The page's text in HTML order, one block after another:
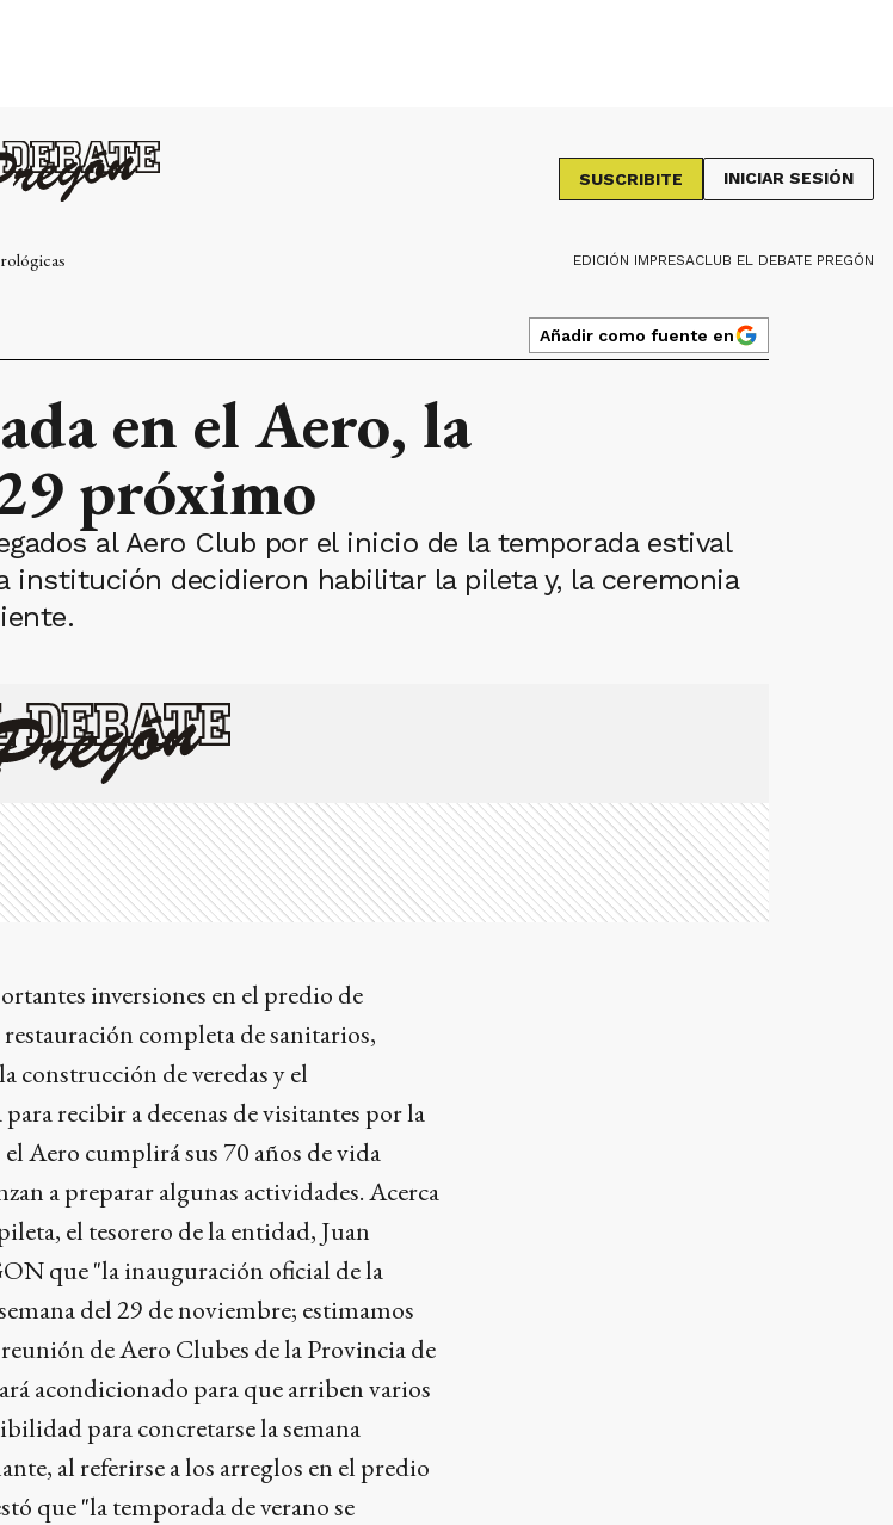
SUSCRIBITE INICIAR SESIÓN
EDICIÓN IMPRESACLUB EL DEBATE PREGÓN
Añadir como fuente en
en el Aero, la
próximo
al Aero Club por el inicio de la temporada estival
institución decidieron habilitar la pileta y, la ceremonia
inversiones en el predio de
completa de sanitarios,
construcción de veredas y el
recibir a decenas de visitantes por la
Aero cumplirá sus 70 años de vida
a preparar algunas actividades. Acerca
el tesorero de la entidad, Juan
que "la inauguración oficial de la
del 29 de noviembre; estimamos
de Aero Clubes de la Provincia de
acondicionado para que arriben varios
para concretarse la semana
al referirse a los arreglos en el predio
que "la temporada de verano se